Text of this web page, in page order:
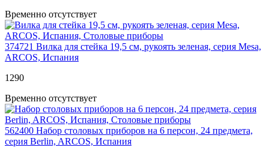
Временно отсутствует
374721 Вилка для стейка 19,5 см, рукоять зеленая, серия Mesa,
ARCOS, Испания
1 290
Временно отсутствует
562400 Набор столовых приборов на 6 персон, 24 предмета,
серия Berlin, ARCOS, Испания